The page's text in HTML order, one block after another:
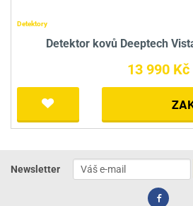
Detektory
Detektor kovů Deeptech
13 990 Kč
Newsletter